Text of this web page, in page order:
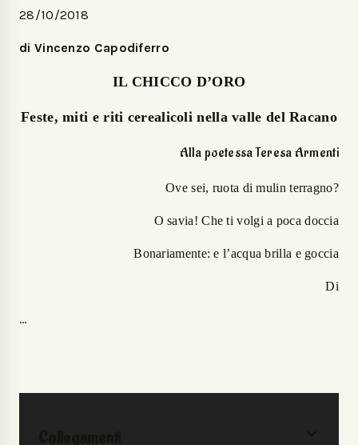
28/10/2018
di Vincenzo Capodiferro
IL CHICCO D’ORO
Feste, miti e riti cerealicoli nella valle del Racano
Alla poetessa Teresa Armenti
Ove sei, ruota di mulin terragno?
O savia! Che ti volgi a poca doccia
Bonariamente: e l’acqua brilla e goccia
Di
…